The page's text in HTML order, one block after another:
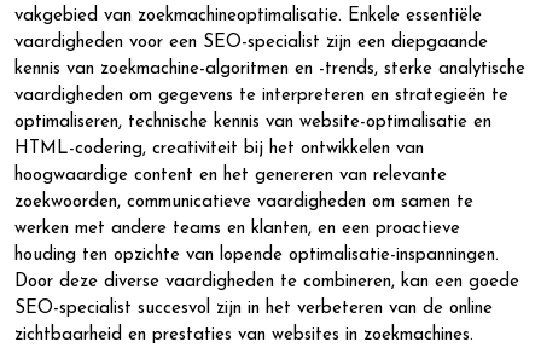
vakgebied van zoekmachineoptimalisatie. Enkele essentiële
vaardigheden voor een SEO-specialist zijn een diepgaande
kennis van zoekmachine-algoritmen en -trends, sterke analytische
vaardigheden om gegevens te interpreteren en strategieën te
optimaliseren, technische kennis van website-optimalisatie en
HTML-codering, creativiteit bij het ontwikkelen van
hoogwaardige content en het genereren van relevante
zoekwoorden, communicatieve vaardigheden om samen te
werken met andere teams en klanten, en een proactieve
houding ten opzichte van lopende optimalisatie-inspanningen.
Door deze diverse vaardigheden te combineren, kan een goede
SEO-specialist succesvol zijn in het verbeteren van de online
zichtbaarheid en prestaties van websites in zoekmachines.